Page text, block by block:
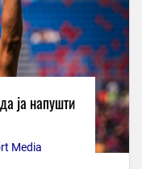
ја напушти
Media